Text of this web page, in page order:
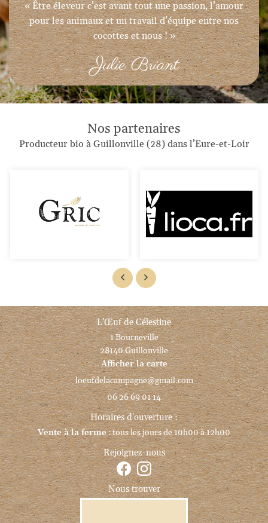
« Être éleveur c’est avant tout une passion, l’amour
pour les animaux et un travail d’équipe entre nos
cocottes et nous ! »
Nos partenaires
Producteur bio à Guillonville (28) dans l’Eure-et-Loir
L’Œuf de Célestine
1 Bourneville
28140 Guillonville
Afficher la carte
06 26 69 01 14
Horaires d'ouverture :
Vente à la ferme: tous les jours de 10h00 à 12h00
Rejoignez-nous
Nous trouver